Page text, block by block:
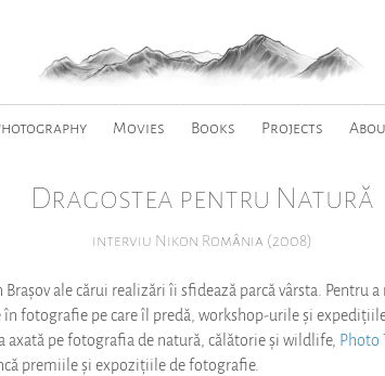
Movies Books Projects
Dragostea pentru Natură
interviu Nikon România (2008)
ale cărui realizări îi sfidează parcă vârsta. Pentru a
fotografie pe care îl predă, workshop-urile și
pe fotografia de natură, călătorie și wildlife, Photo
premiile și expozițiile de fotografie.